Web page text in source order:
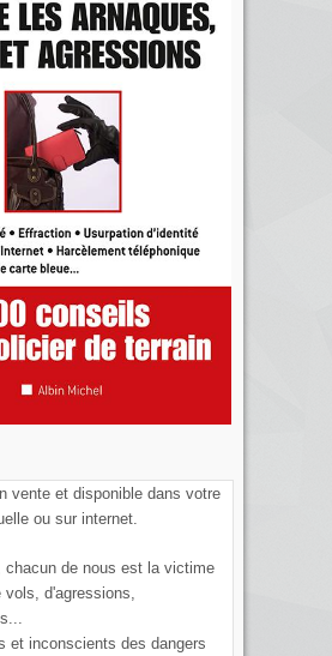
vente et disponible dans votre
ou sur internet.
chacun de nous est la victime
vols, d'agressions,
et inconscients des dangers